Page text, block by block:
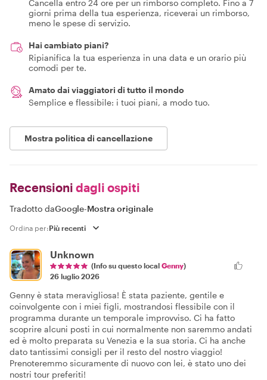
Cancella entro 24 ore per un rimborso completo. Fino a 7
giorni prima della tua esperienza, riceverai un rimborso,
meno le spese di servizio.
Hai cambiato piani?
Ripianifica la tua esperienza in una data e un orario più
comodi per te.
Amato dai viaggiatori di tutto il mondo
Semplice e flessibile: i tuoi piani, a modo tuo.
Mostra politica di cancellazione
Recensioni dagli ospiti
Tradotto daGoogle-Mostra originale
Ordina per:
Unknown
(Info su questo local Genny)
26 luglio 2026
Genny è stata meravigliosa! È stata paziente, gentile e
coinvolgente con i miei figli, mostrandosi flessibile con il
programma durante un temporale improvviso. Ci ha fatto
scoprire alcuni posti in cui normalmente non saremmo andati
ed è molto preparata su Venezia e la sua storia. Ci ha anche
dato tantissimi consigli per il resto del nostro viaggio!
Prenoteremmo sicuramente di nuovo con lei, è stato uno dei
nostri tour preferiti!